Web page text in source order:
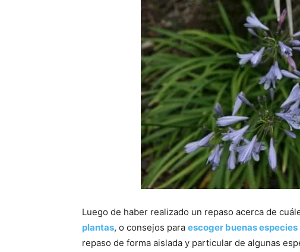
Luego de haber realizado un repaso acerca de
plantas, o consejos para escoger buenas
repaso de forma aislada y particular de algunas